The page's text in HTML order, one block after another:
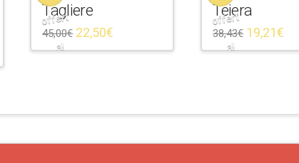
offert
a!
Tagliere
45,00€ 22,50€
offert
a!
Teiera
38,43€ 19,21€